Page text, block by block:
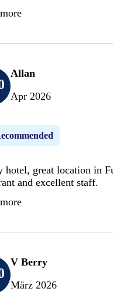
Allan
Apr 2026
hotel, great location in
and excellent staff.
V Berry
März 2026